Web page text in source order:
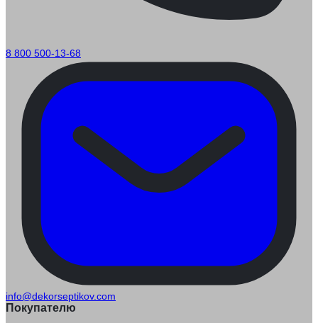
8 800 500-13-68
info@dekorseptikov.com
Покупателю